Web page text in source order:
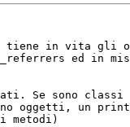
tiene in vita gli
ed in
Se sono
oggetti, un
metodi)